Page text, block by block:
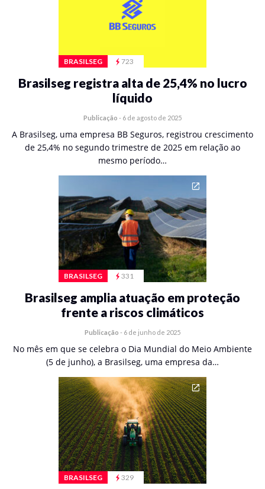
BRASILSEG 723
Brasilseg registra alta de 25,4% no lucro
líquido
Publicação - 6 de agosto de 2025
A Brasilseg, uma empresa BB Seguros, registrou crescimento
de 25,4% no segundo trimestre de 2025 em relação ao
mesmo período…
BRASILSEG 331
Brasilseg amplia atuação em proteção
frente a riscos climáticos
Publicação - 6 de junho de 2025
No mês em que se celebra o Dia Mundial do Meio Ambiente
(5 de junho), a Brasilseg, uma empresa da…
BRASILSEG 329